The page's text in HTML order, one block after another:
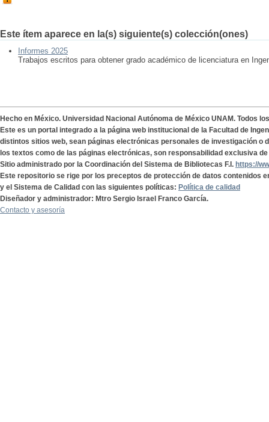
Este ítem aparece en la(s) siguiente(s) colección(ones)
Informes 2025
Trabajos escritos para obtener grado académico de licenciatura en
Hecho en México. Universidad Nacional Autónoma de México UNAM. Todos
Este es un portal integrado a la página web institucional de la Facultad de
distintos sitios web, sean páginas electrónicas personales de investigación o
los textos como de las páginas electrónicas, son responsabilidad exclusiva
Sitio administrado por la Coordinación del Sistema de Bibliotecas F.I. https://
Este repositorio se rige por los preceptos de protección de datos contenidos
y el Sistema de Calidad con las siguientes políticas: Política de calidad
Diseñador y administrador: Mtro Sergio Israel Franco García.
Contacto y asesoría